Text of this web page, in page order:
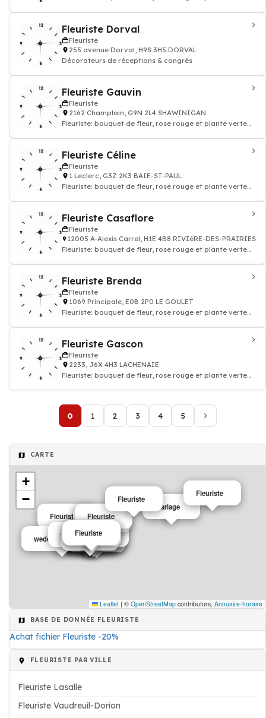
Fleuriste Dorval
Fleuriste
255 avenue Dorval, H9S 3H5 DORVAL
Décorateurs de réceptions & congrès
Fleuriste Gauvin
Fleuriste
2162 Champlain, G9N 2L4 SHAWINIGAN
Fleuriste: bouquet de fleur, rose rouge et plante verte
Fleuriste Céline
Fleuriste
1 Leclerc, G3Z 2K3 BAIE-ST-PAUL
Fleuriste: bouquet de fleur, rose rouge et plante verte
Fleuriste Casaflore
Fleuriste
12005 A-Alexis Carrel, H1E 4B8 RIVIèRE-DES-PRAIRIES
Fleuriste: bouquet de fleur, rose rouge et plante verte
Fleuriste Brenda
Fleuriste
1069 Principale, E0B 2P0 LE GOULET
Fleuriste: bouquet de fleur, rose rouge et plante verte
Fleuriste Gascon
Fleuriste
2233, J6X 4H3 LACHENAIE
Fleuriste: bouquet de fleur, rose rouge et plante verte
0 1 2 3 4 5
CARTE
Fleuriste
Fleuriste
Cordonnier
mariage
mariage
Fleuriste
Fleuriste
Fleuriste
Fleuriste
Fleuriste
wedding planner
wedding planner
Fleuriste
Fleuriste
Fleuriste
Fleuriste
Fleuriste
Fleuriste
Fleuriste
+
−
Leaflet | © OpenStreetMap contributors, Annuaire-horaire
BASE DE DONNÉE FLEURISTE
Achat fichier Fleuriste -20%
FLEURISTE PAR VILLE
Fleuriste Lasalle
Fleuriste Vaudreuil-Dorion